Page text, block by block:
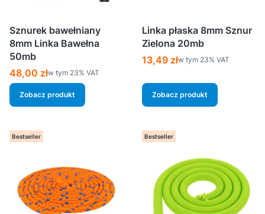
Sznurek bawełniany
8mm Linka Bawełna
50mb
Cena brutto
48,00 złw tym %s VAT
w tym 23% VAT
Zobacz produkt
Linka płaska 8mm Sznur
Zielona 20mb
Cena brutto
13,49 złw tym %s VAT
w tym 23% VAT
Zobacz produkt
Bestseller Bestseller